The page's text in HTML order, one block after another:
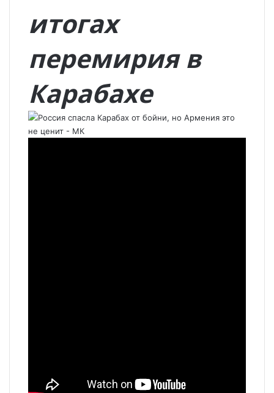
итогах
перемирия в
Карабахе